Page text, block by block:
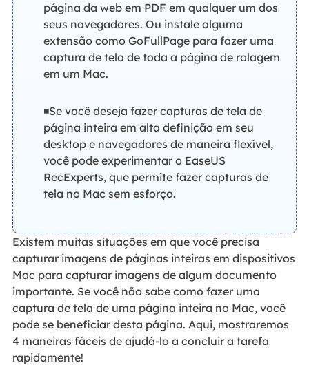
página da web em PDF em qualquer um dos
seus navegadores. Ou instale alguma
extensão como GoFullPage para fazer uma
captura de tela de toda a página de rolagem
em um Mac.
◾Se você deseja fazer capturas de tela de
página inteira em alta definição em seu
desktop e navegadores de maneira flexível,
você pode experimentar o EaseUS
RecExperts, que permite fazer capturas de
tela no Mac sem esforço.
Existem muitas situações em que você precisa
capturar imagens de páginas inteiras em dispositivos
Mac para capturar imagens de algum documento
importante. Se você não sabe como fazer uma
captura de tela de uma página inteira no Mac, você
pode se beneficiar desta página. Aqui, mostraremos
4 maneiras fáceis de ajudá-lo a concluir a tarefa
rapidamente!